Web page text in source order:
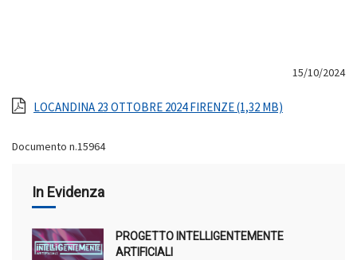
15/10/2024
LOCANDINA 23 OTTOBRE 2024 FIRENZE (1,32 MB)
Documento n.15964
In Evidenza
PROGETTO INTELLIGENTEMENTE
ARTIFICIALI